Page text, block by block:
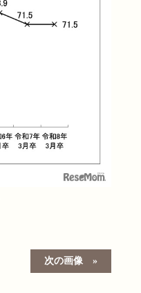
次の画像